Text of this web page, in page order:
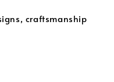
craftsmanship